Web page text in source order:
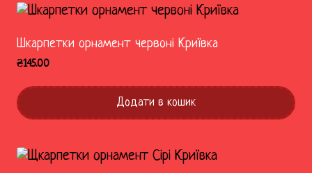
Шкарпетки орнамент червоні Криївка
₴145.00
Додати в кошик